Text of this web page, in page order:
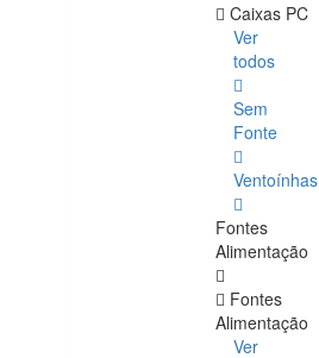
Caixas PC
Ver
todos
Sem
Fonte
Ventoínhas
Fontes
Alimentação
Fontes
Alimentação
Ver